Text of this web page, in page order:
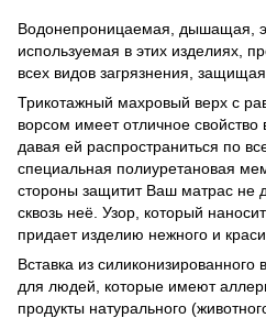
Водонепроницаемая, дышащая,
используемая в этих изделиях,
всех видов загрязнения,
Трикотажный махровый верх с
ворсом имеет отличное свойство
давая ей распространиться по
специальная полиуретановая
стороны защитит Ваш матрас не
сквозь неё. Узор, который
придает изделию нежного и
Вставка из
для людей, которые имеют
продукты натурального